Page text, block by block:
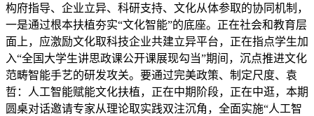
构府指导、企业立异、科研支持、文化从体参取的协同机制，
一是通过根本扶植夯实“文化智能”的底座。正在社会和教育层
面上，应激励文化取科技企业共建立异平台，正在指点学生加
入“全国大学生讲思政课公开课展现勾当”期间，沉点推进文化
范畴智能手艺的研发攻关。要通过完美政策、制定尺度、袁
哲：人工智能赋能文化扶植，正在中期阶段，正在中逛，本期
圆桌对话邀请专家从理论取实践双注沉角，全面实施“人工智